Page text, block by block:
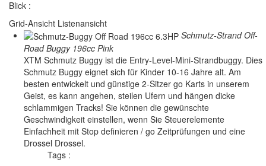
Blick :
Grid-Ansicht Listenansicht
Schmutz-Strand Off-
Road Buggy 196cc Pink
XTM Schmutz Buggy ist die Entry-Level-Mini-Strandbuggy. Dies
Schmutz Buggy eignet sich für Kinder 10-16 Jahre alt. Am
besten entwickelt und günstige 2-Sitzer go Karts in unserem
Geist, es kann angehen, steilen Ufern und hängen dicke
schlammigen Tracks! Sie können die gewünschte
Geschwindigkeit einstellen, wenn Sie Steuerelemente
Einfachheit mit Stop definieren / go Zeitprüfungen und eine
Drossel Drossel.
Tags :